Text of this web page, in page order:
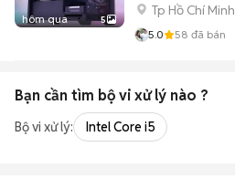
hôm qua 5
Tp Hồ Chí Minh
5.0 58 đã bán
Bạn cần tìm bộ vi xử lý nào ?
Bộ vi xử lý: Intel Core i5